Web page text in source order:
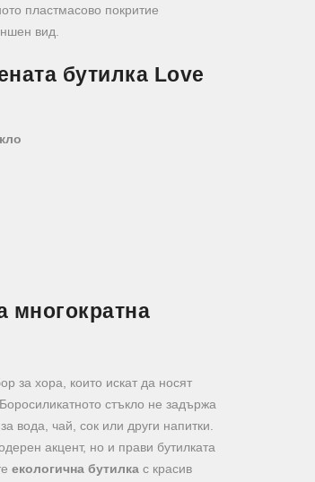
пластмасово покритие
вид.
бутилка Love
многократна
за хора, които искат да носят
стъкло не задържа
вода, чай, сок или други напитки.
акцент, но и прави бутилката
екологична бутилка с красив